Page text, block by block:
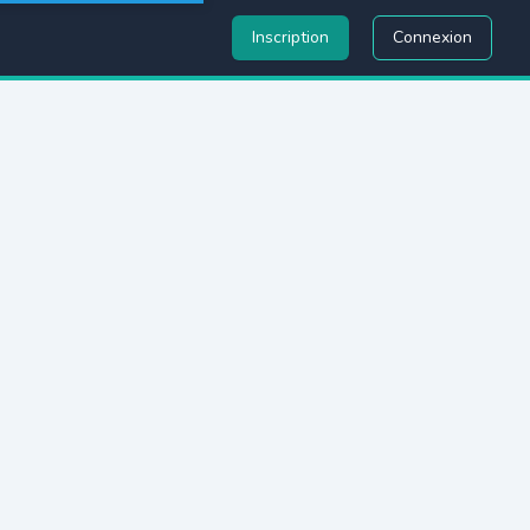
Inscription Connexion